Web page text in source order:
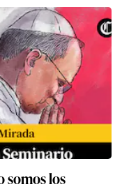
somos los